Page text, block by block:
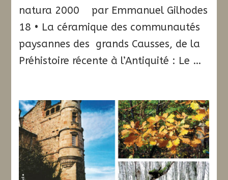
natura 2000 par Emmanuel Gilhodes
18 • La céramique des communautés
paysannes des grands Causses, de la
Préhistoire récente à l’Antiquité : Le …